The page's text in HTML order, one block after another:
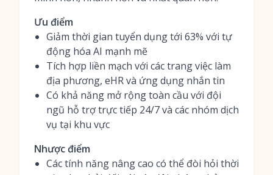
Ưu điểm
Giảm thời gian tuyển dụng tới 63% với tự
động hóa AI mạnh mẽ
Tích hợp liền mạch với các trang việc làm
địa phương, eHR và ứng dụng nhắn tin
Có khả năng mở rộng toàn cầu với đội
ngũ hỗ trợ trực tiếp 24/7 và các nhóm dịch
vụ tại khu vực
Nhược điểm
Các tính năng nâng cao có thể đòi hỏi thời